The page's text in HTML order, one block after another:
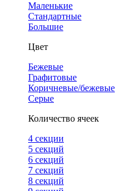
Маленькие
Стандартные
Большие
Цвет
Бежевые
Графитовые
Коричневые/бежевые
Серые
Количество ячеек
4 cекции
5 секций
6 секций
7 секций
8 секций